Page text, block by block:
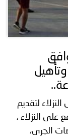
الموافق
وتأهيل
لتقديم
على النزلاء ،
الجري،